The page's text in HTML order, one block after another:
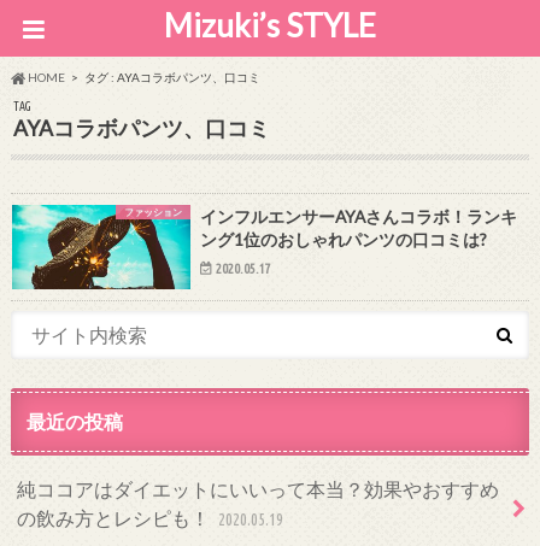
Mizuki’s STYLE
HOME タグ : AYAコラボパンツ、口コミ
TAG
AYAコラボパンツ、口コミ
ファッション
インフルエンサーAYAさんコラボ！ランキ
ング1位のおしゃれパンツの口コミは?
2020.05.17
最近の投稿
純ココアはダイエットにいいって本当？効果やおすすめ
の飲み方とレシピも！
2020.05.19